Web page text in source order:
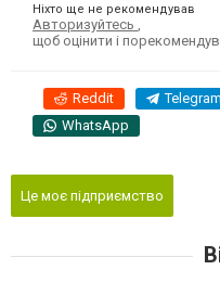
Ніхто ще не рекомендував
Авторизуйтесь
щоб оцінити і
Reddit Telegram
WhatsApp
Це моє підприємство